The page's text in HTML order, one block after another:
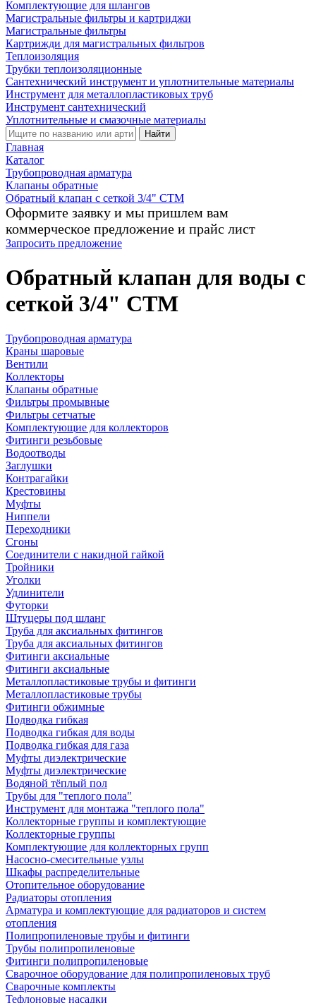
Комплектующие для шлангов
Магистральные фильтры и картриджи
Магистральные фильтры
Картрижди для магистральных фильтров
Теплоизоляция
Трубки теплоизоляционные
Сантехнический инструмент и уплотнительные материалы
Инструмент для металлопластиковых труб
Инструмент сантехнический
Уплотнительные и смазочные материалы
Найти
Главная
Каталог
Трубопроводная арматура
Клапаны обратные
Обратный клапан с сеткой 3/4" CTM
Оформите заявку и мы пришлем вам
коммерческое предложение и прайс лист
Запросить предложение
Обратный клапан для воды с
сеткой 3/4" CTM
Трубопроводная арматура
Краны шаровые
Вентили
Коллекторы
Клапаны обратные
Фильтры промывные
Фильтры сетчатые
Комплектующие для коллекторов
Фитинги резьбовые
Водоотводы
Заглушки
Контрагайки
Крестовины
Муфты
Ниппели
Переходники
Сгоны
Соединители с накидной гайкой
Тройники
Уголки
Удлинители
Футорки
Штуцеры под шланг
Труба для аксиальных фитингов
Труба для аксиальных фитингов
Фитинги аксиальные
Фитинги аксиальные
Металлопластиковые трубы и фитинги
Металлопластиковые трубы
Фитинги обжимные
Подводка гибкая
Подводка гибкая для воды
Подводка гибкая для газа
Муфты диэлектрические
Муфты диэлектрические
Водяной тёплый пол
Трубы для "теплого пола"
Инструмент для монтажа "теплого пола"
Коллекторные группы и комплектующие
Коллекторные группы
Комплектующие для коллекторных групп
Насосно-смесительные узлы
Шкафы распределительные
Отопительное оборудование
Радиаторы отопления
Арматура и комплектующие для радиаторов и систем
отопления
Полипропиленовые трубы и фитинги
Трубы полипропиленовые
Фитинги полипропиленовые
Сварочное оборудование для полипропиленовых труб
Сварочные комплекты
Тефлоновые насадки